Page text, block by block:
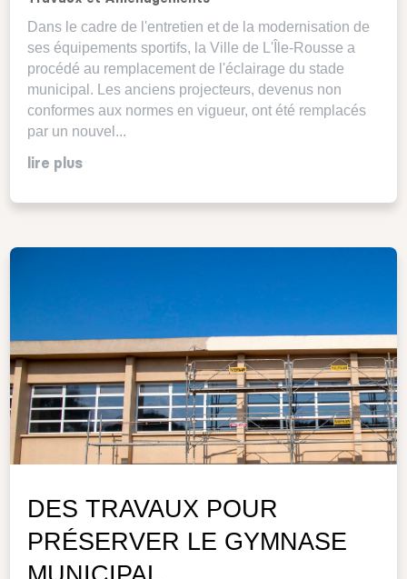
Dans le cadre de l'entretien et de la modernisation de
ses équipements sportifs, la Ville de L'Île-Rousse a
procédé au remplacement de l'éclairage du stade
municipal. Les anciens projecteurs, devenus non
conformes aux normes en vigueur, ont été remplacés
par un nouvel...
lire plus
DES TRAVAUX POUR
PRÉSERVER LE GYMNASE